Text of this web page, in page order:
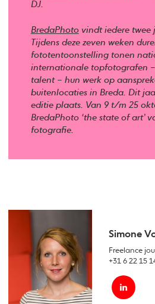
DJ.
BredaPhotovindt iedere twee
Tijdens deze zeven weken
fototentoonstelling tonen
internationale topfotografen
talent – hun werk op
buitenlocaties in Breda. Dit
editie plaats. Van 9 t/m 25
BredaPhoto ‘the state of art’
fotografie.
Simone
Freelance
+31 6 22 15